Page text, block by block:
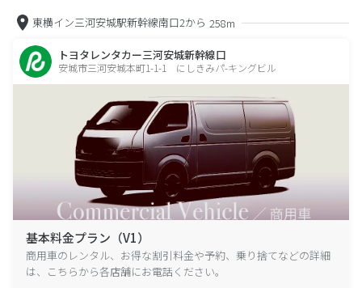
東横イン三河安城駅新幹線南口2から 258m
トヨタレンタカー三河安城新幹線口
安城市三河安城本町1-1-1 にしきみパ-キングビル
基本料金プラン（V1）
商用車のレンタル、お得な割引料金や予約、乗り捨てなどの詳細
は、こちらから各店舗にお電話ください。